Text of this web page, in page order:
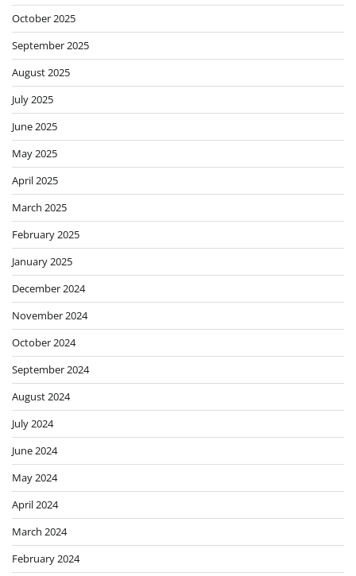
October 2025
September 2025
August 2025
July 2025
June 2025
May 2025
April 2025
March 2025
February 2025
January 2025
December 2024
November 2024
October 2024
September 2024
August 2024
July 2024
June 2024
May 2024
April 2024
March 2024
February 2024